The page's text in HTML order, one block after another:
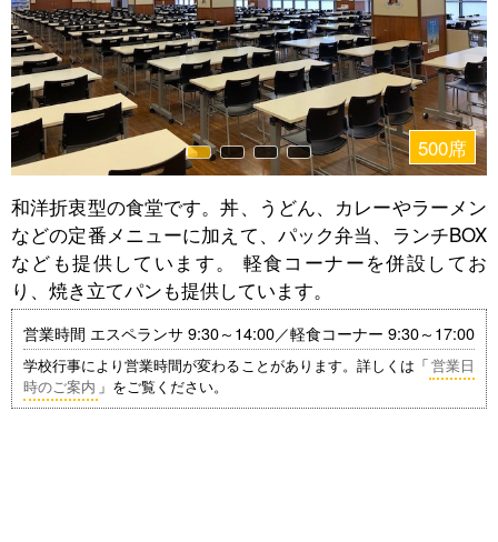
500席
和洋折衷型の食堂です。丼、うどん、カレーやラーメン
などの定番メニューに加えて、パック弁当、ランチBOX
なども提供しています。 軽食コーナーを併設してお
り、焼き立てパンも提供しています。
営業時間 エスペランサ 9:30～14:00／軽食コーナー 9:30～17:00
学校行事により営業時間が変わることがあります。詳しくは「営業日
時のご案内 」をご覧ください。